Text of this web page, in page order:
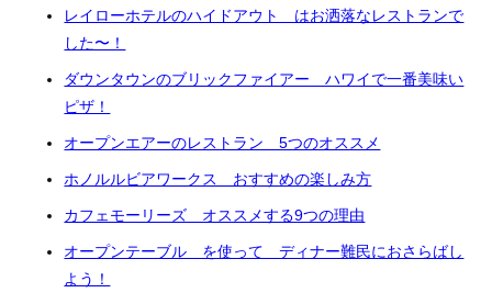
レイローホテルのハイドアウト はお洒落なレストランで
した〜！
ダウンタウンのブリックファイアー ハワイで一番美味い
ピザ！
オープンエアーのレストラン 5つのオススメ
ホノルルビアワークス おすすめの楽しみ方
カフェモーリーズ オススメする9つの理由
オープンテーブル を使って ディナー難民におさらばし
よう！